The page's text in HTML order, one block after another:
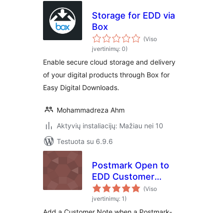
Storage for EDD via
Box
(Viso
įvertinimų: 0)
Enable secure cloud storage and delivery
of your digital products through Box for
Easy Digital Downloads.
Mohammadreza Ahm
Aktyvių instaliacijų: Mažiau nei 10
Testuota su 6.9.6
Postmark Open to
EDD Customer
Note
(Viso
įvertinimų: 1)